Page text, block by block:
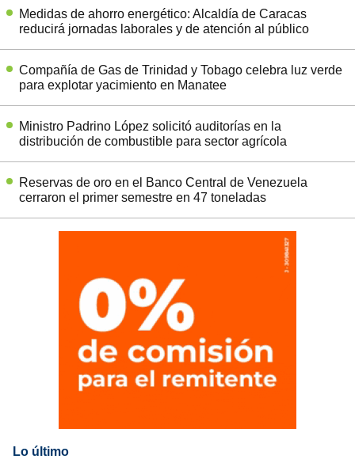
Medidas de ahorro energético: Alcaldía de Caracas
reducirá jornadas laborales y de atención al público
Compañía de Gas de Trinidad y Tobago celebra luz verde
para explotar yacimiento en Manatee
Ministro Padrino López solicitó auditorías en la
distribución de combustible para sector agrícola
Reservas de oro en el Banco Central de Venezuela
cerraron el primer semestre en 47 toneladas
Lo último